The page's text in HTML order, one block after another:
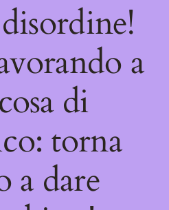
a
di
torna
a dare